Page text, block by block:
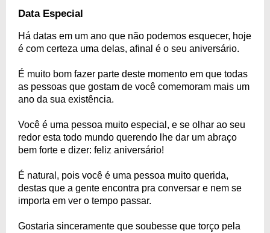
Data Especial
Há datas em um ano que não podemos esquecer, hoje
é com certeza uma delas, afinal é o seu aniversário.
É muito bom fazer parte deste momento em que todas
as pessoas que gostam de você comemoram mais um
ano da sua existência.
Você é uma pessoa muito especial, e se olhar ao seu
redor esta todo mundo querendo lhe dar um abraço
bem forte e dizer: feliz aniversário!
É natural, pois você é uma pessoa muito querida,
destas que a gente encontra pra conversar e nem se
importa em ver o tempo passar.
Gostaria sinceramente que soubesse que torço pela